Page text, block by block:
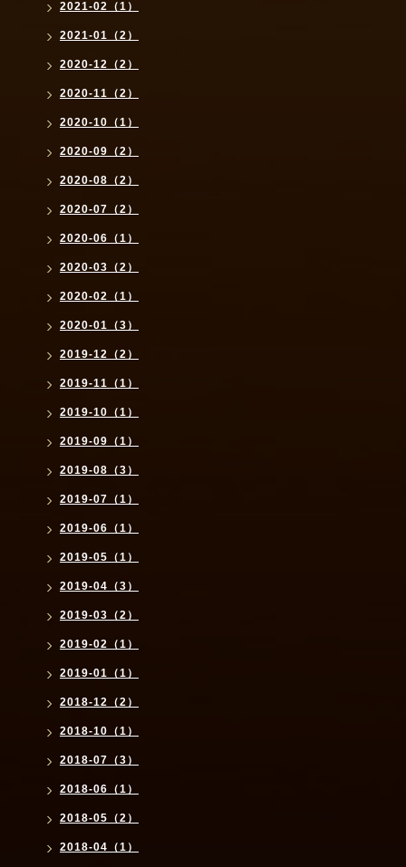
2021-02（1）
2021-01（2）
2020-12（2）
2020-11（2）
2020-10（1）
2020-09（2）
2020-08（2）
2020-07（2）
2020-06（1）
2020-03（2）
2020-02（1）
2020-01（3）
2019-12（2）
2019-11（1）
2019-10（1）
2019-09（1）
2019-08（3）
2019-07（1）
2019-06（1）
2019-05（1）
2019-04（3）
2019-03（2）
2019-02（1）
2019-01（1）
2018-12（2）
2018-10（1）
2018-07（3）
2018-06（1）
2018-05（2）
2018-04（1）